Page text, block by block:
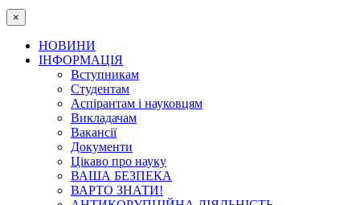
×
НОВИНИ
ІНФОРМАЦІЯ
Вступникам
Студентам
Аспірантам і науковцям
Викладачам
Вакансії
Документи
Цікаво про науку
ВАША БЕЗПЕКА
ВАРТО ЗНАТИ!